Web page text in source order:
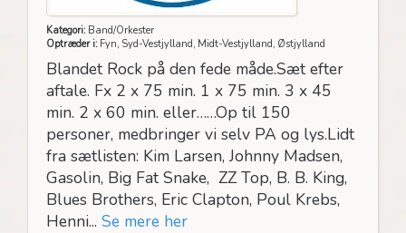
Kategori:Band/Orkester
Optræder i:Fyn, Syd-Vestjylland, Midt-Vestjylland, Østjylland
Blandet Rock på den fede måde.Sæt efter
aftale. Fx 2 x 75 min. 1 x 75 min. 3 x 45
min. 2 x 60 min. eller……Op til 150
personer, medbringer vi selv PA og lys.Lidt
fra sætlisten: Kim Larsen, Johnny Madsen,
Gasolin, Big Fat Snake, ZZ Top, B. B. King,
Blues Brothers, Eric Clapton, Poul Krebs,
Henni... Se mere her